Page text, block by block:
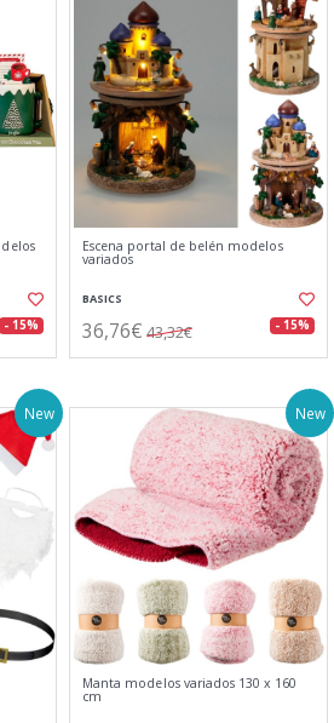
- 15%
Escena portal de belén modelos
variados
BASICS
36,76€ 43,32€ - 15%
New New
Manta modelos variados 130 x 160
cm